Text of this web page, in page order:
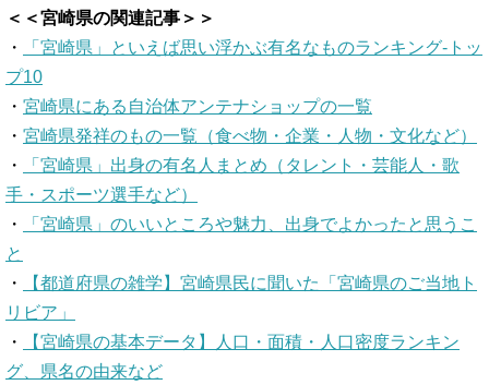
＜＜宮崎県の関連記事＞＞
・
「宮崎県」といえば思い浮かぶ有名なものランキング-トッ
プ10
・ 宮崎県にある自治体アンテナショップの一覧
・ 宮崎県発祥のもの一覧（食べ物・企業・人物・文化など）
・
「宮崎県」出身の有名人まとめ（タレント・芸能人・歌
手・スポーツ選手など）
・
「宮崎県」のいいところや魅力、出身でよかったと思うこ
と
・
【都道府県の雑学】宮崎県民に聞いた「宮崎県のご当地ト
リビア」
・
【宮崎県の基本データ】人口・面積・人口密度ランキン
グ、県名の由来など